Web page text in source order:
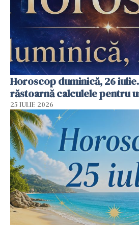
Horoscop duminică, 26
răstoarnă calculele pentru
25 IULIE 2026